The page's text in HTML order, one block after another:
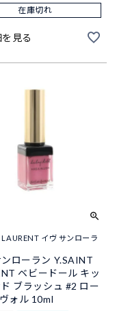
在庫切れ
見る
イヴ サンローラ
ローラン Y.SAINT
ベビードール キッ
ブラッシュ #2 ロー
ォル 10ml